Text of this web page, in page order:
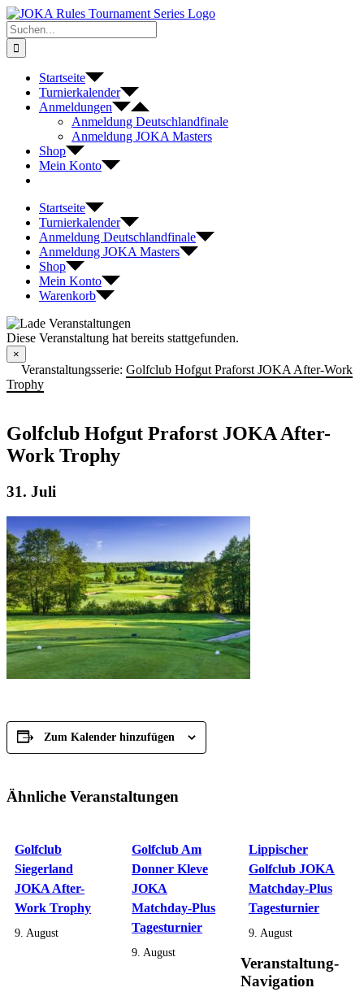
Zum
Inhalt
springen
Suche
nach:
Startseite
Turnierkalender
Anmeldungen
Anmeldung Deutschlandfinale
Anmeldung JOKA Masters
Shop
Mein Konto
Startseite
Turnierkalender
Anmeldung Deutschlandfinale
Anmeldung JOKA Masters
Shop
Mein Konto
Warenkorb
Diese Veranstaltung hat bereits stattgefunden.
×
Veranstaltungsserie: Golfclub Hofgut Praforst JOKA After-Work
Trophy
Golfclub Hofgut Praforst JOKA After-
Work Trophy
31. Juli
Zum Kalender hinzufügen
Ähnliche Veranstaltungen
Golfclub
Siegerland
JOKA After-
Work Trophy
9. August
Golfclub Am
Donner Kleve
JOKA
Matchday-Plus
Tagesturnier
9. August
Lippischer
Golfclub JOKA
Matchday-Plus
Tagesturnier
9. August
Veranstaltung-
Navigation